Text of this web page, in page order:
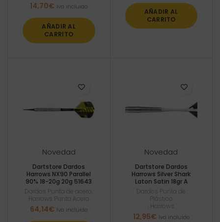
14,70€ Iva incluido
AÑADIR AL
CARRITO
AÑADIR AL
CARRITO
Novedad
Dartstore Dardos
Harrows NX90 Parallel
90% 18-20g 20g 51643
Dardos Punta de acero
Harrows Punta Acero
64,14€ Iva incluido
Novedad
Dartstore Dardos
Harrows Silver Shark
Laton Satin 18gr A
Dardos Punta de
Plástico
Harrows
12,95€ Iva incluido